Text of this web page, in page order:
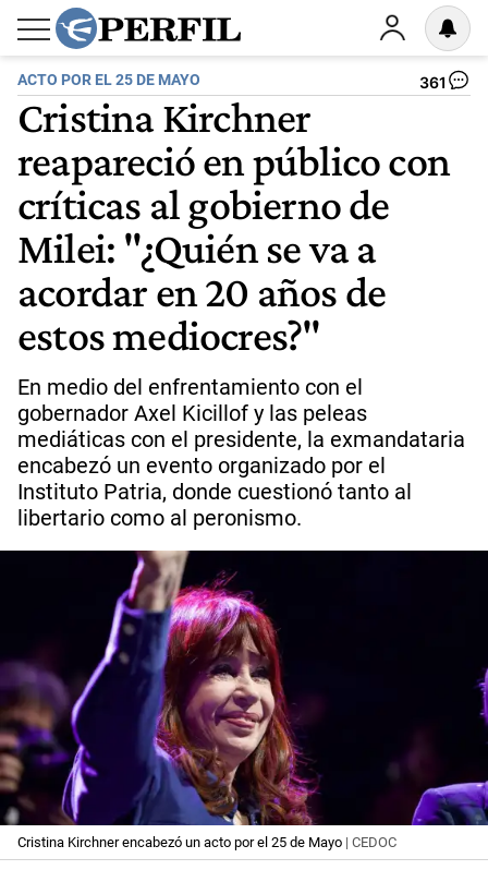
ACTO POR EL 25 DE MAYO 361
Cristina Kirchner
reapareció en público con
críticas al gobierno de
Milei: "¿Quién se va a
acordar en 20 años de
estos mediocres?"
En medio del enfrentamiento con el
gobernador Axel Kicillof y las peleas
mediáticas con el presidente, la exmandataria
encabezó un evento organizado por el
Instituto Patria, donde cuestionó tanto al
libertario como al peronismo.
Cristina Kirchner encabezó un acto por el 25 de Mayo | CEDOC